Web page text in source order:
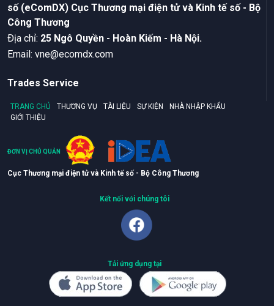
số (eComDX) Cục Thương mại điện tử và Kinh tế số - Bộ
Công Thương
Ðịa chỉ: 25 Ngô Quyền - Hoàn Kiếm - Hà Nội.
Email: vne@ecomdx.com
Trades Service
TRANG CHỦ THƯƠNG VỤ TÀI LIỆU SỰ KIỆN
NHÀ NHẬP KHẨU
GIỚI THIỆU
ĐƠN VỊ CHỦ QUẢN
Cục Thương mại điện tử và Kinh tế số - Bộ Công Thương
Kết nối với chúng tôi
Tải ứng dụng tại